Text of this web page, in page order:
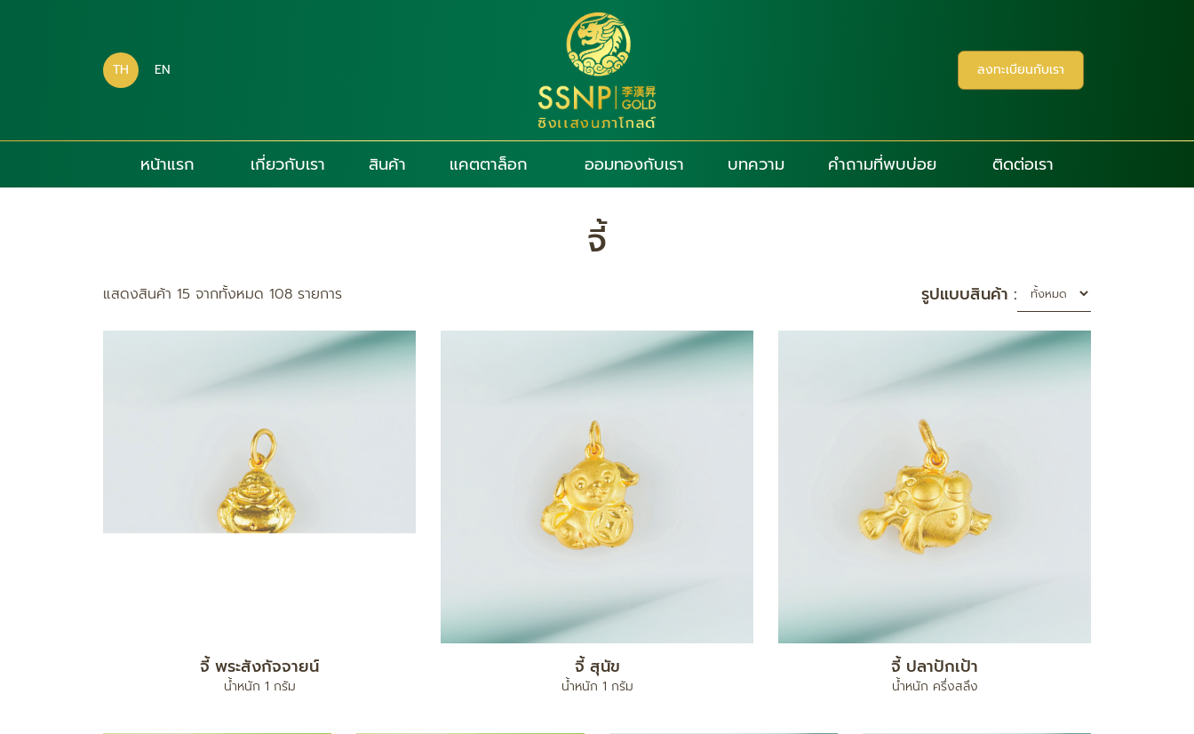
TH EN ลงทะเบียนกับเรา
หน้าแรก เกี่ยวกับเรา สินค้า แคตตาล็อก ออมทองกับเรา บทความ คำถามที่พบบ่อย ติดต่อเรา
จี้
แสดงสินค้า 15 จากทั้งหมด 108 รายการ รูปแบบสินค้า :
จี้ พระสังกัจจายน์
น้ำหนัก 1 กรัม
จี้ สุนัข
น้ำหนัก 1 กรัม
จี้ ปลาปักเป้า
น้ำหนัก ครึ่งสลึง